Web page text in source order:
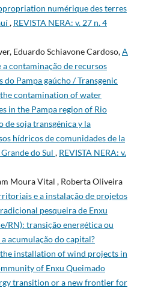
numérique des terres
, REVISTA NERA: v. 27 n. 4
Eduardo Schiavone Cardoso,A
contaminação de recursos
Pampa gaúcho / Transgenic
contamination of water
in the Pampa region of Rio
de soja transgénica y la
hídricos de comunidades de la
do Sul , REVISTA NERA: v.
Moura Vital , Roberta Oliveira
e a instalação de projetos
pesqueira de Enxu
RN): transição energética ou
acumulação do capital?
installation of wind projects in
of Enxu Queimado
transition or a new frontier for